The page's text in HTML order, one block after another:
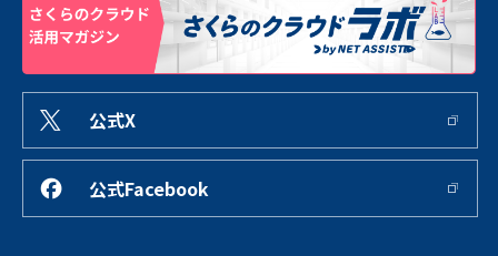
公式X
公式Facebook